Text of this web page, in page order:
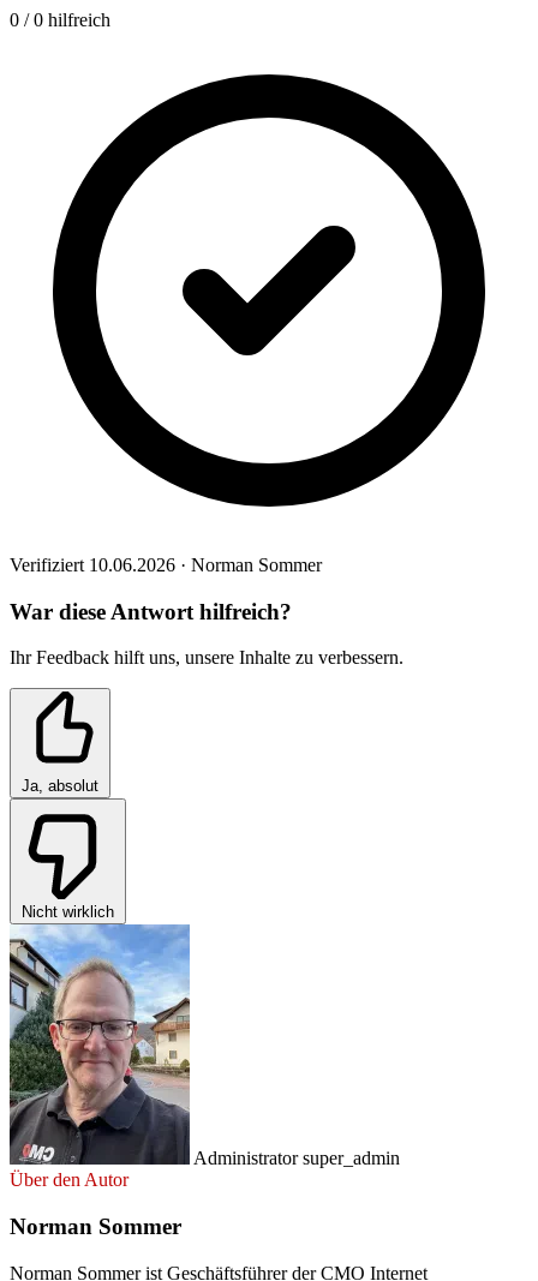
0 / 0 hilfreich
Verifiziert 10.06.2026 · Norman Sommer
War diese Antwort hilfreich?
Ihr Feedback hilft uns, unsere Inhalte zu verbessern.
Ja, absolut
Nicht wirklich
Administratorsuper_admin
Über den Autor
Norman Sommer
Norman Sommer ist Geschäftsführer der CMO Internet